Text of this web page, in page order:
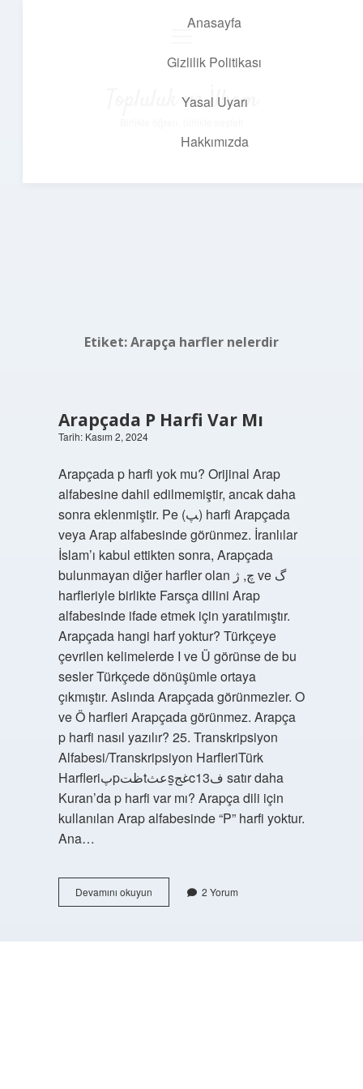
Anasayfa
Gizlilik Politikası
Yasal Uyarı
Hakkımızda
Topluluk ve İlham
Etiket:Arapça harfler nelerdir
Arapçada P Harfi Var Mı
Tarih: Kasım 2, 2024
Arapçada p harfi yok mu? Orijinal Arap
alfabesine dahil edilmemiştir, ancak daha
sonra eklenmiştir. Pe (ﭗ) harfi Arapçada
veya Arap alfabesinde görünmez. İranlılar
İslam’ı kabul ettikten sonra, Arapçada
bulunmayan diğer harfler olan چ, ﮊ ve گ
harfleriyle birlikte Farsça dilini Arap
alfabesinde ifade etmek için yaratılmıştır.
Arapçada hangi harf yoktur? Türkçeye
çevrilen kelimelerde I ve Ü görünse de bu
sesler Türkçede dönüşümle ortaya
çıkmıştır. Aslında Arapçada görünmezler. O
ve Ö harfleri Arapçada görünmez. Arapça
p harfi nasıl yazılır? 25. Transkripsiyon
Alfabesi/Transkripsiyon HarfleriTürk
Harfleriپpظتtعثs̱غجcف13 satır daha
Kuran’da p harfi var mı? Arapça dili için
kullanılan Arap alfabesinde “P” harfi yoktur.
Ana…
Devamını okuyunArapçada
P
2 Yorum